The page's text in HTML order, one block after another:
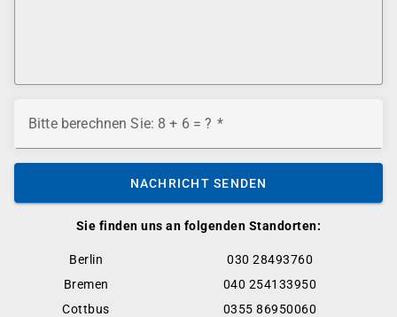
Sie finden uns an folgenden Standorten:
Berlin
030 28493760
Bremen
040 254133950
Cottbus
0355 86950060
Bitte berechnen Sie: 8 + 6 = ?
NACHRICHT SENDEN